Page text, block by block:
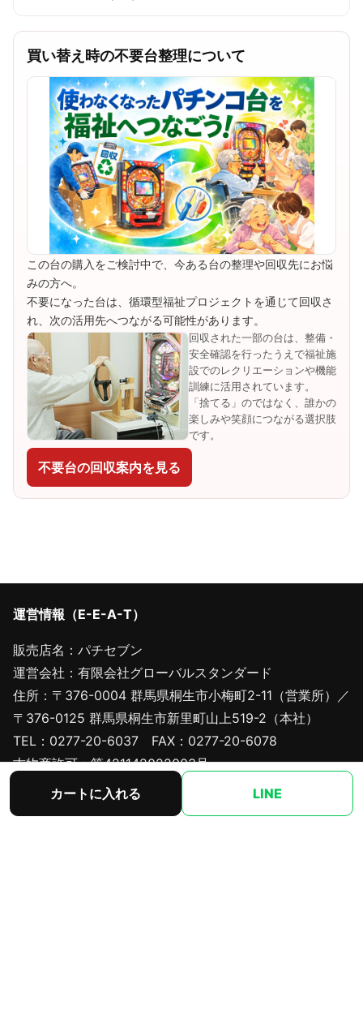
買い替え時の不要台整理について
この台の購入をご検討中で、今ある台の整理や回収先にお悩
みの方へ。
不要になった台は、循環型福祉プロジェクトを通じて回収さ
れ、次の活用先へつながる可能性があります。
回収された一部の台は、整備・
安全確認を行ったうえで福祉施
設でのレクリエーションや機能
訓練に活用されています。
「捨てる」のではなく、誰かの
楽しみや笑顔につながる選択肢
です。
不要台の回収案内を見る
カートに入れる LINE
運営情報（E-E-A-T）
販売店名：パチセブン
運営会社：有限会社グローバルスタンダード
住所：〒376-0004 群馬県桐生市小梅町2-11（営業所）／
〒376-0125 群馬県桐生市新里町山上519-2（本社）
TEL：0277-20-6037 FAX：0277-20-6078
古物商許可：第421142022003号
🔒 このサイトはSSL暗号化通信で保護されています